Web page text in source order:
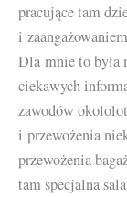
pracujące tam
i
Dla mnie to była
ciekawych
zawodów
i przewożenia
przewożenia
tam specjalna